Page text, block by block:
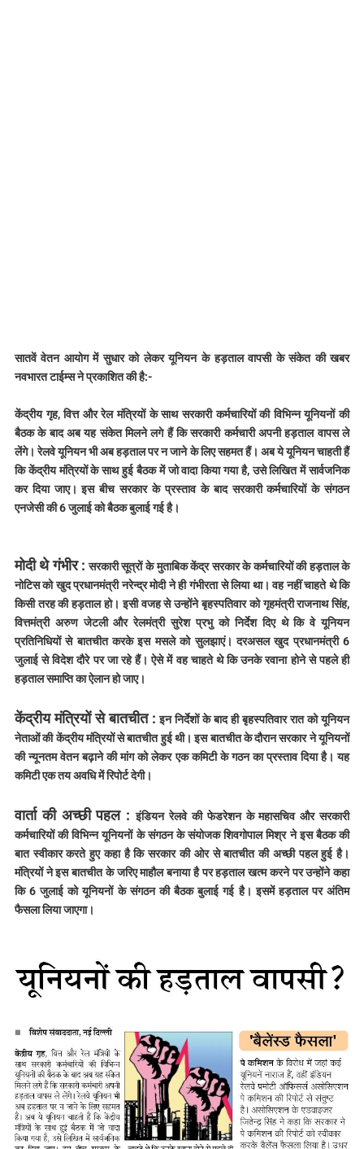
सातवें वेतन आयोग में सुधार को लेकर यूनियन के हड़ताल वापसी के संकेत की खबर
नवभारत टाईम्स ने प्रकाशित की है:-
केंद्रीय गृह, वित्त और रेल मंत्रियों के साथ सरकारी कर्मचारियों की विभिन्न यूनियनों की
बैठक के बाद अब यह संकेत मिलने लगे हैं कि सरकारी कर्मचारी अपनी हड़ताल वापस ले
लेंगे। रेलवे यूनियन भी अब हड़ताल पर न जाने के लिए सहमत हैं। अब ये यूनियन चाहती हैं
कि केंद्रीय मंत्रियों के साथ हुई बैठक में जो वादा किया गया है, उसे लिखित में सार्वजनिक
कर दिया जाए। इस बीच सरकार के प्रस्ताव के बाद सरकारी कर्मचारियों के संगठन
एनजेसी की 6 जुलाई को बैठक बुलाई गई है।
मोदी थे गंभीर : सरकारी सूत्रों के मुताबिक केंद्र सरकार के कर्मचारियों की हड़ताल के
नोटिस को खुद प्रधानमंत्री नरेन्द्र मोदी ने ही गंभीरता से लिया था। वह नहीं चाहते थे कि
किसी तरह की हड़ताल हो। इसी वजह से उन्होंने बृहस्पतिवार को गृहमंत्री राजनाथ सिंह,
वित्तमंत्री अरुण जेटली और रेलमंत्री सुरेश प्रभु को निर्देश दिए थे कि वे यूनियन
प्रतिनिधियों से बातचीत करके इस मसले को सुलझाएं। दरअसल खुद प्रधानमंत्री 6
जुलाई से विदेश दौरे पर जा रहे हैं। ऐसे में वह चाहते थे कि उनके रवाना होने से पहले ही
हड़ताल समाप्ति का ऐलान हो जाए।
केंद्रीय मंत्रियों से बातचीत : इन निर्देशों के बाद ही बृहस्पतिवार रात को यूनियन
नेताओं की केंद्रीय मंत्रियों से बातचीत हुई थी। इस बातचीत के दौरान सरकार ने यूनियनों
की न्यूनतम वेतन बढ़ाने की मांग को लेकर एक कमिटी के गठन का प्रस्ताव दिया है। यह
कमिटी एक तय अवधि में रिपोर्ट देगी।
वार्ता की अच्छी पहल :इंडियन रेलवे की फेडरेशन के महासचिव और सरकारी
कर्मचारियों की विभिन्न यूनियनों के संगठन के संयोजक शिवगोपाल मिश्र ने इस बैठक की
बात स्वीकार करते हुए कहा है कि सरकार की ओर से बातचीत की अच्छी पहल हुई है।
मंत्रियों ने इस बातचीत के जरिए माहौल बनाया है पर हड़ताल खत्म करने पर उन्होंने कहा
कि 6 जुलाई को यूनियनों के संगठन की बैठक बुलाई गई है। इसमें हड़ताल पर अंतिम
फैसला लिया जाएगा।